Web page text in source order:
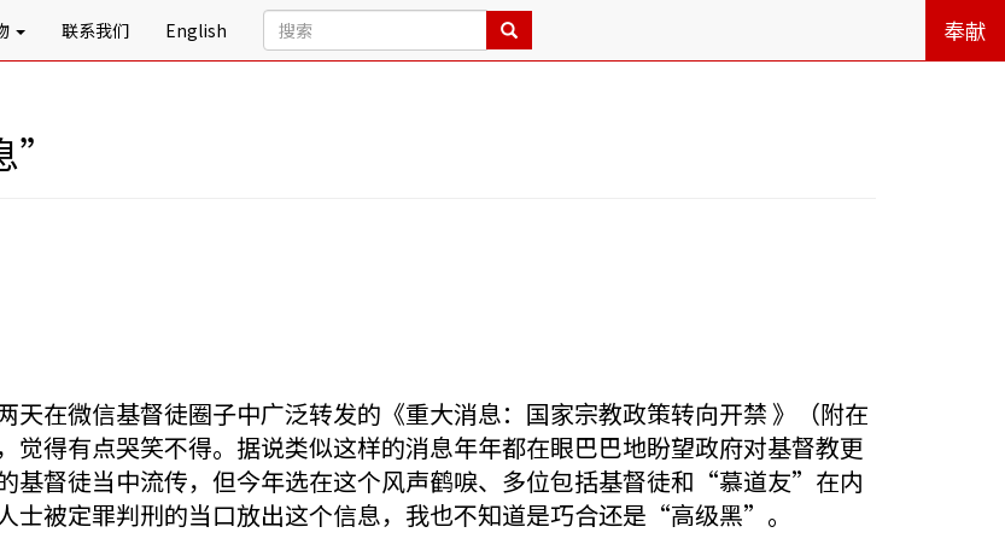
联系我们 English 奉献
”
天在微信基督徒圈子中广泛转发的《重大消息：国家宗教政策转向开禁 》（附在
觉得有点哭笑不得。据说类似这样的消息年年都在眼巴巴地盼望政府对基督教更
基督徒当中流传，但今年选在这个风声鹤唳、多位包括基督徒和“慕道友”在内
士被定罪判刑的当口放出这个信息，我也不知道是巧合还是“高级黑”。